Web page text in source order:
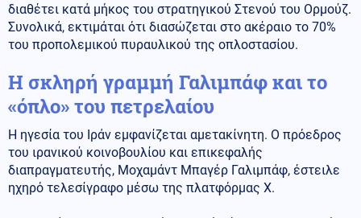
διαθέτει κατά μήκος του στρατηγικού Στενού του Ορμούζ.
Συνολικά, εκτιμάται ότι διασώζεται στο ακέραιο το 70%
του προπολεμικού πυραυλικού της οπλοστασίου.
Η σκληρή γραμμή Γαλιμπάφ και το
«όπλο» του πετρελαίου
Η ηγεσία του Ιράν εμφανίζεται αμετακίνητη. Ο πρόεδρος
του ιρανικού κοινοβουλίου και επικεφαλής
διαπραγματευτής, Μοχαμάντ Μπαγέρ Γαλιμπάφ, έστειλε
ηχηρό τελεσίγραφο μέσω της πλατφόρμας X.